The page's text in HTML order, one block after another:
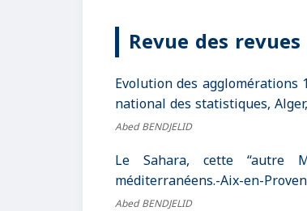
Revue des revues
Evolution des agglomérations
national des statistiques,
Abed BENDJELID
Le Sahara, cette ‘‘autre
méditerranéens.-Aix-en-
Abed BENDJELID